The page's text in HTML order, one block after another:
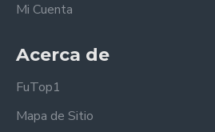
Mi Cuenta
Acerca de
FuTop1
Mapa de Sitio